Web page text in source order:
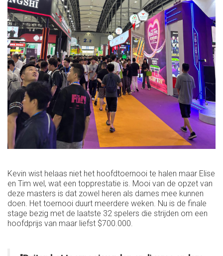
Kevin wist helaas niet het hoofdtoernooi te halen maar Elise
en Tim wel, wat een topprestatie is. Mooi van de opzet van
deze masters is dat zowel heren als dames mee kunnen
doen. Het toernooi duurt meerdere weken. Nu is de finale
stage bezig met de laatste 32 spelers die strijden om een
hoofdprijs van maar liefst $700.000.